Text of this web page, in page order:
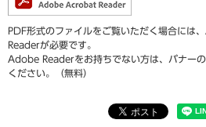
PDF形式のファイルをご覧いただく場合には
Readerが必要です。
Adobe Readerをお持ちでない方は、バナー
ください。（無料）